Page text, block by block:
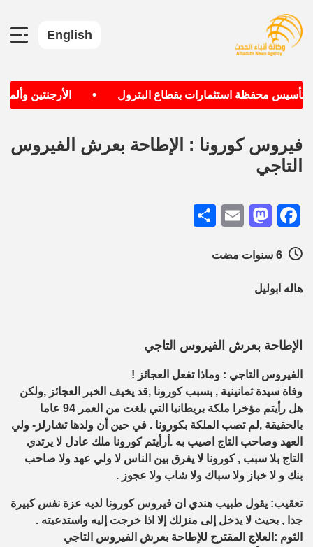
English
تأسيس محفظة استثمارات بقطاع البترول الأرجنتين
فيروس كورونا : الإطاحة بعرش الفيروس
التاجي
Facebook
Mastodon
Email
هاله ابوليل
الإطاحة بعرش الفيروس التاجي
الفيروس التاجي : وماذا تفعل العجائز !
وفاة سيدة ثمانينية , بسبب كورونا ,قد يخيف الخبر العجائز ,ولكن
هل رأيتم مؤخرا ملكة بريطانيا التي بلغت من العمر 94 عاما
بالحقيقة ,لم تصب الملكة بكورونا . في حين أن ولدها تشارلز- ولي
العهد وصاحب التاج اصيب به .أرأيتم كورونا ملك عادل لا يرتدي
التاج بلا سبب , كورونا لا يفرق بين الناس لا ولي عهد ولا صاحب
بنك و لا خباز ولا سباك ولا شاب ولا عجوز .
تعقيب: يقول طبيب هندي ان فيروس كورونا لديه عزة نفس كبيرة
جدا , بحيث لا يدخل إلى منزلك إلا اذا خرجت إليه واستدعيته .
الثوم :العلاج المقترح للإطاحة بعرش الفيروس التاجي